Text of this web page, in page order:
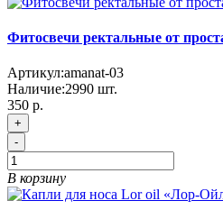
Фитосвечи ректальные от
Артикул:amanat-03
Наличие:2990 шт.
350 р.
+
-
В корзину